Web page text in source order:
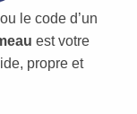
le code d’un
est votre
propre et